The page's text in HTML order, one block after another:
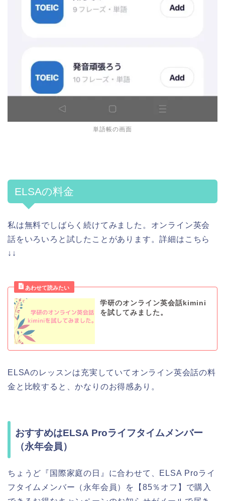
単語帳の画面
ELSAの料金
私は無料でしばらく続けてみました。オンライン英会
話をいろいろと試したことがあります。詳細はこちら
↓↓
学研のオンライン英会話kimini
を試してみました。
ELSAのレッスンは充実していてオンライン英会話の料
金と比較すると、かなりのお得感あり。
おすすめはELSA Proライフタイムメンバー
（永年会員）
ちょうど『国際家庭の日』に合わせて、 ELSA Proライ
フタイムメンバー（永年会員）を【85％オフ】で購入